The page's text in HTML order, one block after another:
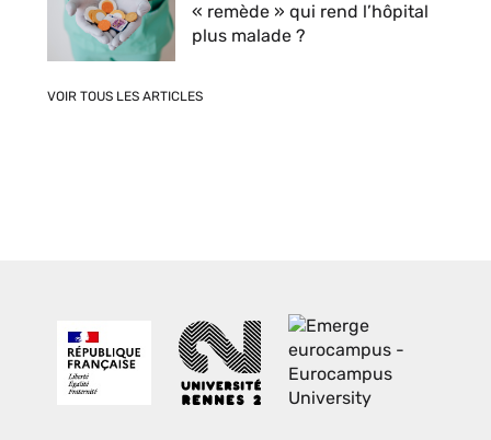
« remède » qui rend l’hôpital
plus malade ?
VOIR TOUS LES ARTICLES